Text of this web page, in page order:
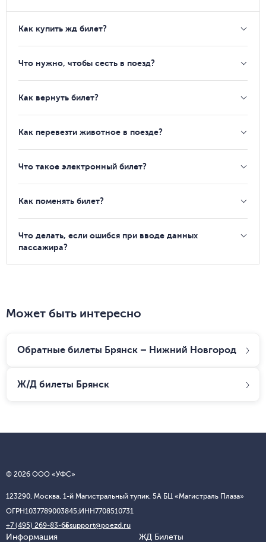
Как купить жд билет?
Что нужно, чтобы сесть в поезд?
Как вернуть билет?
Как перевезти животное в поезде?
Что такое электронный билет?
Как поменять билет?
Что делать, если ошибся при вводе данных
пассажира?
Может быть интересно
Обратные билеты Брянск – Нижний Новгород
Ж/Д билеты Брянск
© 2026 ООО «УФС»
123290, Москва, 1-й Магистральный тупик, 5А БЦ «Магистраль Плаза»
ОГРН1037789003845;ИНН7708510731
+7 (495) 269-83-65support@poezd.ru
Информация ЖД Билеты